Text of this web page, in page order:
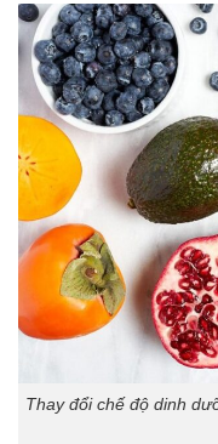
Thay đổi chế độ dinh